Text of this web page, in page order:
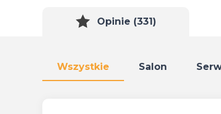
Opinie (331)
Wszystkie Salon